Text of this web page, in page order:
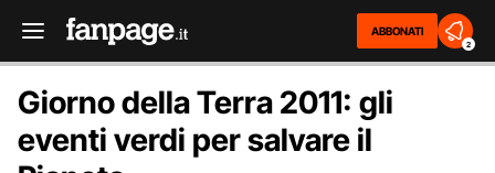
ABBONATI
2
Giorno della Terra 2011: gli
eventi verdi per salvare il